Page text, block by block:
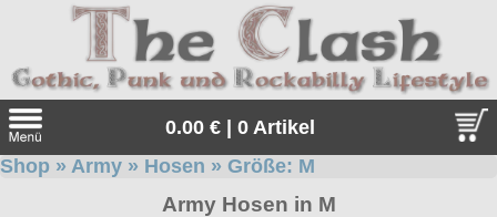
0.00 € | 0 Artikel
Shop » Army » Hosen » Größe: M
Army Hosen in M